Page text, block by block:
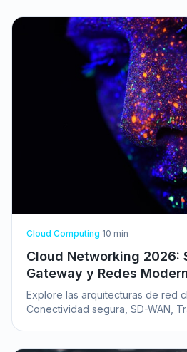
Cloud Computing 10 min
Cloud Networking 2026:
Gateway y Redes
Explore las arquitecturas de red
Conectividad segura, SD-WAN,